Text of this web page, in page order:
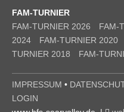
FAM-TURNIER
FAM-TURNIER 2026
FAM-
2024
FAM-TURNIER 2020
TURNIER 2018
FAM-
IMPRESSUM •
LOGIN